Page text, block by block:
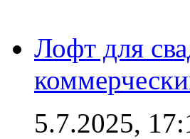
Лофт для
5.7.2025,